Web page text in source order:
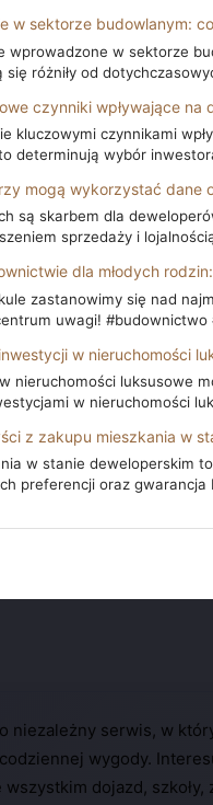
w sektorze budowlanym:
wprowadzone w sektorze
się różniły od
czynniki wpływające
kluczowymi czynnikami
determinują wybór
mogą wykorzystać dane
są skarbem dla
sprzedaży i
dla młodych
zastanowimy się nad
uwagi! #budownictwo
w nieruchomości
nieruchomości luksusowe
w nieruchomości
z zakupu mieszkania w
w stanie deweloperskim
preferencji oraz
niezależny serwis, w
wygody.
dojazd,